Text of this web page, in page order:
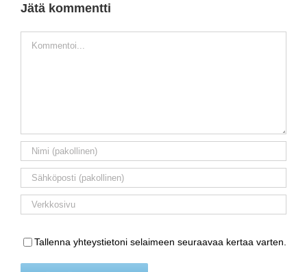
Jätä kommentti
Tallenna yhteystietoni selaimeen seuraavaa kertaa varten.